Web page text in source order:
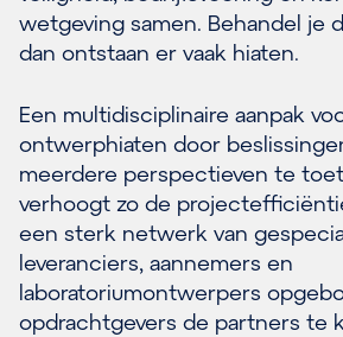
wetgeving samen. Behandel je
dan ontstaan er vaak hiaten.
Een multidisciplinaire aanpak
ontwerphiaten door
meerdere perspectieven te
verhoogt zo de
een sterk netwerk van
leveranciers, aannemers en
laboratoriumontwerpers
opdrachtgevers de partners te